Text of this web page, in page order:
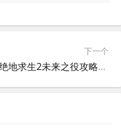
下一个
绝地求生2未来之役攻略-全面解析绝地求生2未来之役游戏玩法